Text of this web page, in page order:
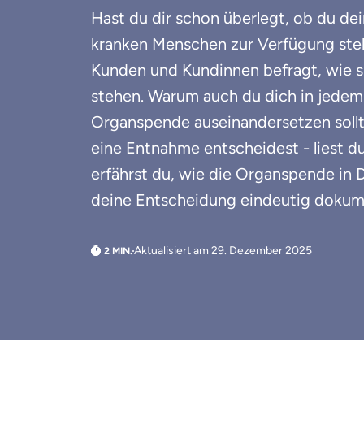
Hast du dir schon überlegt, ob du
kranken Menschen zur Verfügung
Kunden und Kundinnen befragt, wie
stehen. Warum auch du dich in
Organspende auseinandersetzen
eine Entnahme entscheidest - liest
erfährst du, wie die Organspende in
deine Entscheidung eindeutig
Aktualisiert am 29. Dezember 2025